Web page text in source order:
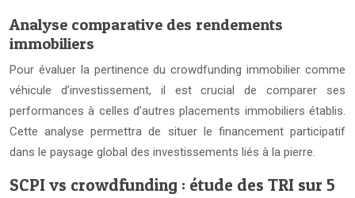
Analyse comparative des rendements
immobiliers
Pour évaluer la pertinence du crowdfunding immobilier comme
véhicule d’investissement, il est crucial de comparer ses
performances à celles d’autres placements immobiliers établis.
Cette analyse permettra de situer le financement participatif
dans le paysage global des investissements liés à la pierre.
SCPI vs crowdfunding : étude des TRI sur 5